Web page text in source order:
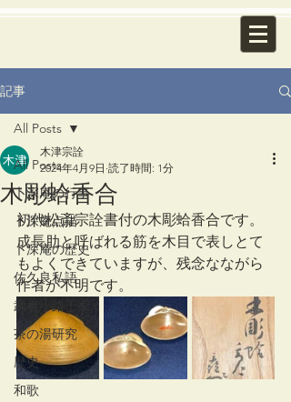
記事
All Posts
卜深庵の行事
卜深庵点描
卜深庵の歴史
佐久良私語
武者小路千家
茶の湯研究
歴史
和歌
All Posts
木彫蛤香合
木津宗詮
2024年4月9日 読了時間: 1分
初代松斎宗詮書付の木彫蛤香合です。
成長肋と呼ばれる筋を木目で表しとて
もよくできていますが、残念なながら
作者が不明です。